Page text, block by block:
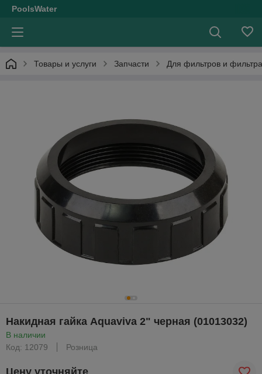
PoolsWater
Товары и услуги Запчасти Для фильтров и
Накидная гайка Aquaviva 2" черная (01013032)
В наличии
Код: 12079
Розница